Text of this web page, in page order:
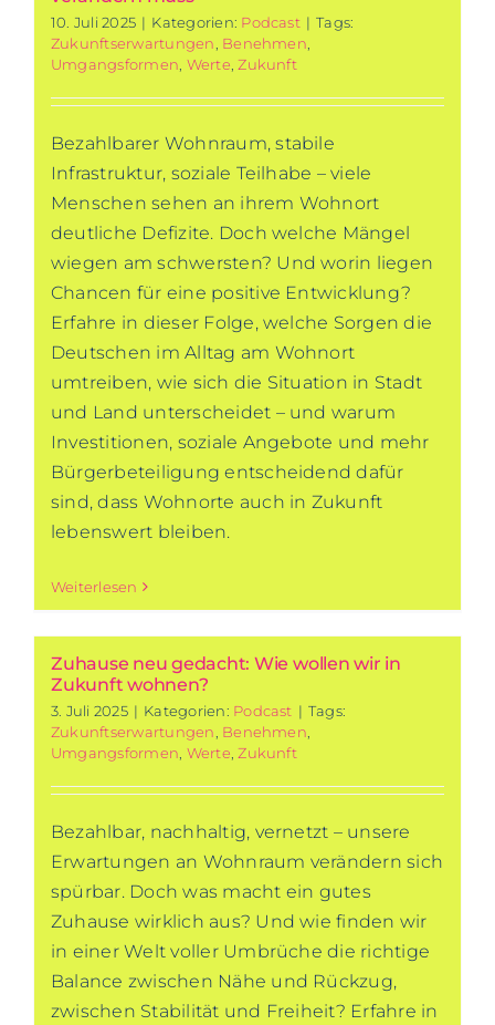
10. Juli 2025 | Kategorien: Podcast | Tags:
Zukunftserwartungen Benehmen
Umgangsformen Werte ,Zukunft
Bezahlbarer Wohnraum, stabile
Infrastruktur, soziale Teilhabe – viele
Menschen sehen an ihrem Wohnort
deutliche Defizite. Doch welche Mängel
wiegen am schwersten? Und worin liegen
Chancen für eine positive Entwicklung?
Erfahre in dieser Folge, welche Sorgen die
Deutschen im Alltag am Wohnort
umtreiben, wie sich die Situation in Stadt
und Land unterscheidet – und warum
Investitionen, soziale Angebote und mehr
Bürgerbeteiligung entscheidend dafür
sind, dass Wohnorte auch in Zukunft
lebenswert bleiben.
Weiterlesen
Zuhause neu gedacht: Wie wollen wir in
Zukunft wohnen?
3. Juli 2025 | Kategorien: Podcast | Tags:
Zukunftserwartungen Benehmen
Umgangsformen Werte ,Zukunft
Bezahlbar, nachhaltig, vernetzt – unsere
Erwartungen an Wohnraum verändern sich
spürbar. Doch was macht ein gutes
Zuhause wirklich aus? Und wie finden wir
in einer Welt voller Umbrüche die richtige
Balance zwischen Nähe und Rückzug,
zwischen Stabilität und Freiheit? Erfahre in